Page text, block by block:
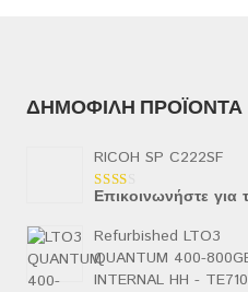
ΔΗΜΟΦΙΛΉ ΠΡΟΪΌΝΤΑ
RICOH SP C222SF
Βαθμολογήθηκε
2.00
από
5
Επικοινωνήστε για
Refurbished LTO3
QUANTUM 400-
INTERNAL HH -